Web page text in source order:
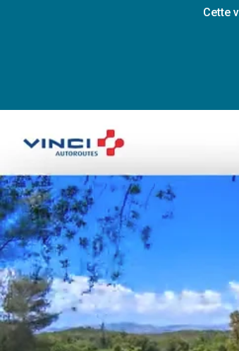
Cette